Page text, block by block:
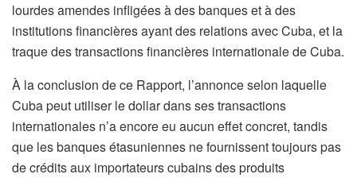
lourdes amendes infligées à des banques et à des
institutions financières ayant des relations avec Cuba, et la
traque des transactions financières internationale de Cuba.
À la conclusion de ce Rapport, l’annonce selon laquelle
Cuba peut utiliser le dollar dans ses transactions
internationales n’a encore eu aucun effet concret, tandis
que les banques étasuniennes ne fournissent toujours pas
de crédits aux importateurs cubains des produits